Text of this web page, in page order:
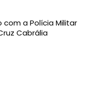
a Polícia Militar
Cabrália